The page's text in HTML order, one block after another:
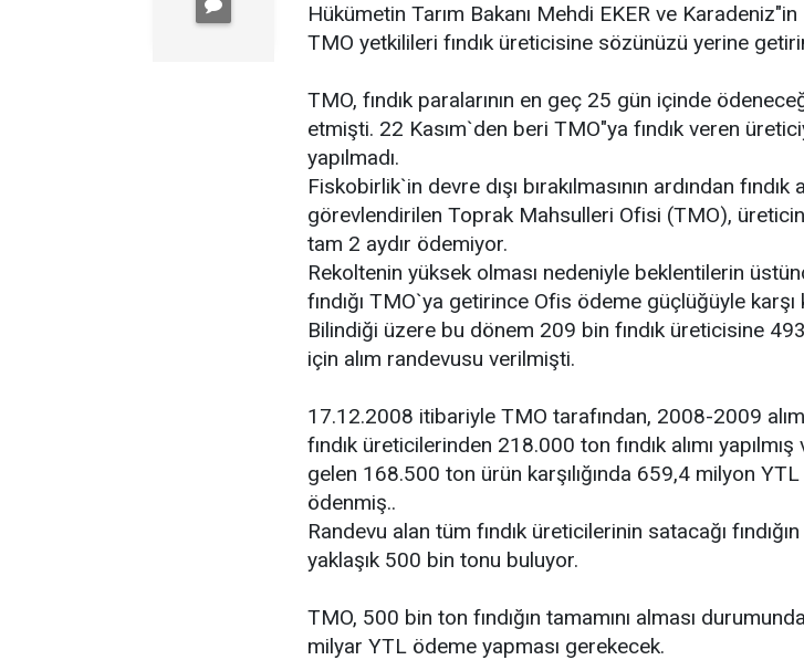
Hükümetin Tarım Bakanı Mehdi EKER ve
TMO yetkilileri fındık üreticisine sözünüzü yerine
TMO, fındık paralarının en geç 25 gün içinde
etmişti. 22 Kasım`den beri TMO"ya fındık veren
yapılmadı.
Fiskobirlik`in devre dışı bırakılmasının ardından fındık
görevlendirilen Toprak Mahsulleri Ofisi (TMO),
tam 2 aydır ödemiyor.
Rekoltenin yüksek olması nedeniyle beklentilerin
fındığı TMO`ya getirince Ofis ödeme güçlüğüyle karşı
Bilindiği üzere bu dönem 209 bin fındık üreticisine
için alım randevusu verilmişti.
17.12.2008 itibariyle TMO tarafından, 2008-2009
fındık üreticilerinden 218.000 ton fındık alımı
gelen 168.500 ton ürün karşılığında 659,4 milyon YTL
ödenmiş..
Randevu alan tüm fındık üreticilerinin satacağı
yaklaşık 500 bin tonu buluyor.
TMO, 500 bin ton fındığın tamamını alması
milyar YTL ödeme yapması gerekecek.